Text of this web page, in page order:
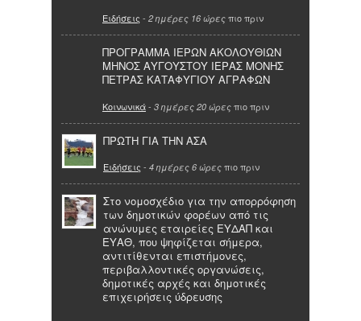
Ειδήσεις - 2 ημέρες 16 ώρες πιο πριν
ΠΡΟΓΡΑΜΜΑ ΙΕΡΩΝ ΑΚΟΛΟΥΘΙΩΝ
ΜΗΝΟΣ ΑΥΓΟΥΣΤΟΥ ΙΕΡΑΣ ΜΟΝΗΣ
ΠΕΤΡΑΣ ΚΑΤΑΦΥΓΙΟΥ ΑΓΡΑΦΩΝ
Κοινωνικά- 3 ημέρες 20 ώρες πιο πριν
ΠΡΩΤΗ ΓΙΑ ΤΗΝ ΑΣΑ
Ειδήσεις - 4 ημέρες 6 ώρες πιο πριν
Στο νομοσχέδιο για την απορρόφηση
των δημοτικών φορέων από τις
ανώνυμες εταιρείες ΕΥΔΑΠ και
ΕΥΑΘ, που ψηφίζεται σήμερα,
αντιτίθενται επιστήμονες,
περιβαλλοντικές οργανώσεις,
δημοτικές αρχές και δημοτικές
επιχειρήσεις ύδρευσης